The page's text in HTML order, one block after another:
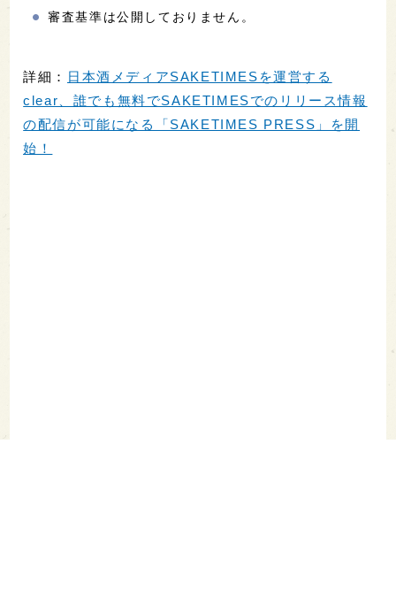
審査基準は公開しておりません。
詳細： 日本酒メディアSAKETIMESを運営する
clear、誰でも無料でSAKETIMESでのリリース情報
の配信が可能になる「SAKETIMES PRESS」を開
始！